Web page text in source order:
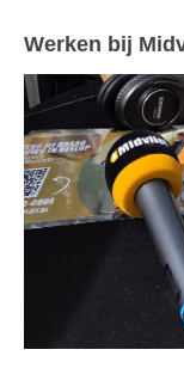
Werken bij